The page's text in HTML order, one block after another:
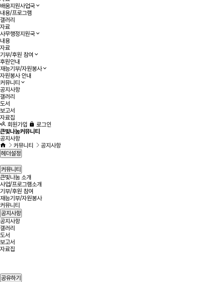
배움지원사업국
내용/프로그램
갤러리
자료
사무행정지원국
내용
자료
기부/후원 참여
후원안내
재능기부/자원봉사
자원봉사 안내
커뮤니티
공지사항
갤러리
도서
보고서
자료집
회원가입
로그인
큰빛나눔커뮤니티
공지사항
커뮤니티
공지사항
헤더설정
커뮤니티
큰빛나눔 소개
사업/프로그램소개
기부/후원 참여
재능기부/자원봉사
커뮤니티
공지사항
공지사항
갤러리
도서
보고서
자료집
공유하기